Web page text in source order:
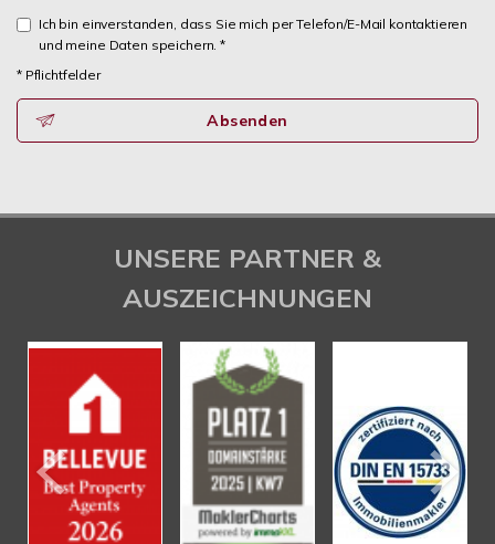
Ich bin einverstanden, dass Sie mich per Telefon/E-Mail kontaktieren
und meine Daten speichern. *
* Pflichtfelder
Absenden
UNSERE PARTNER &
AUSZEICHNUNGEN